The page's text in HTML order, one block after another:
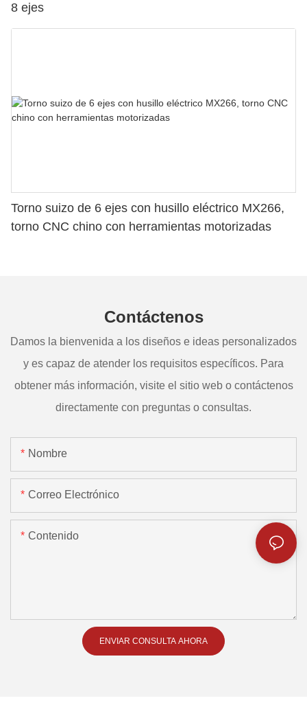
8 ejes
Torno suizo de 6 ejes con husillo eléctrico MX266,
torno CNC chino con herramientas motorizadas
Contáctenos
Damos la bienvenida a los diseños e ideas personalizados
y es capaz de atender los requisitos específicos. Para
obtener más información, visite el sitio web o contáctenos
directamente con preguntas o consultas.
Nombre
Correo Electrónico
Contenido
ENVIAR CONSULTA AHORA